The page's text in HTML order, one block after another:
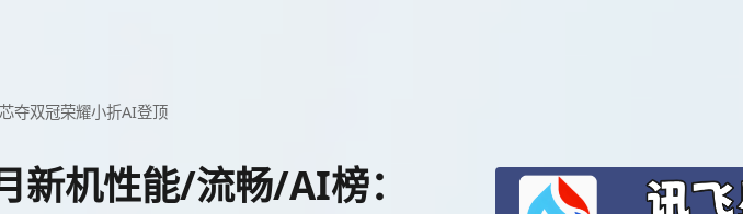
夺双冠荣耀小折AI登顶
新机性能/流畅/AI榜：